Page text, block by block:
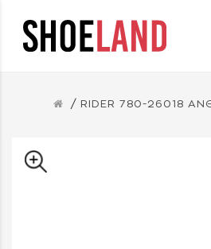
RIDER 780-26018